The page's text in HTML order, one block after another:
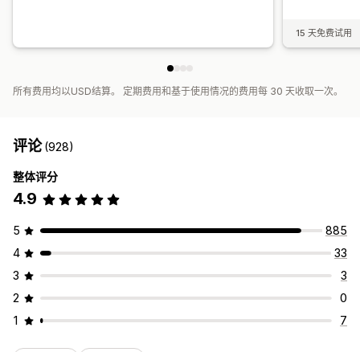
15 天免费试用
所有费用均以USD结算。 定期费用和基于使用情况的费用每 30 天收取一次。
评论(928)
整体评分
4.9
5
885
4
33
3
3
2
0
1
7